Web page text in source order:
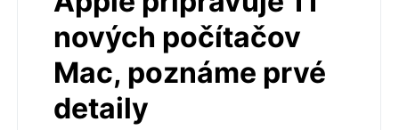
nových počítačov
Mac, poznáme prvé
detaily